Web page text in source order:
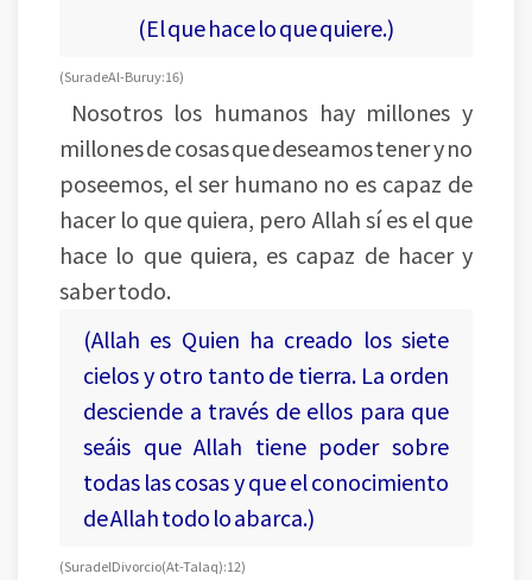
(El que hace lo que quiere.)
(Sura de Al-Buruy: 16)
Nosotros los humanos hay millones y
millones de cosas que deseamos tener y no
poseemos, el ser humano no es capaz de
hacer lo que quiera, pero Allah sí es el que
hace lo que quiera, es capaz de hacer y
saber todo.
(Allah es Quien ha creado los siete
cielos y otro tanto de tierra. La orden
desciende a través de ellos para que
seáis que Allah tiene poder sobre
todas las cosas y que el conocimiento
de Allah todo lo abarca.)
(Sura del Divorcio (At-Talaq): 12)